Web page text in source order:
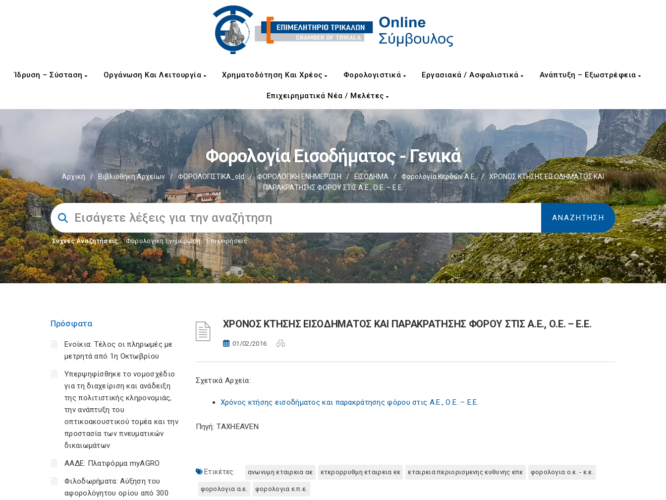
Ίδρυση – Σύσταση Οργάνωση Και Λειτουργία Χρηματοδότηση Και Χρέος Φορολογιστικά Εργασιακά / Ασφαλιστικά Ανάπτυξη – Εξωστρέφεια
Επιχειρηματικά Νέα / Μελέτες
Φορολογία Εισοδήματος - Γενικά
Αρχική / Βιβλιοθήκη Αρχείων / ΦΟΡΟΛΟΓΙΣΤΙΚΑ_old / ΦΟΡΟΛΟΓΙΚΗ ΕΝΗΜΕΡΩΣΗ / ΕΙΣΟΔΗΜΑ / Φορολογία Κερδών Α.Ε. /
ΧΡΟΝΟΣ ΚΤΗΣΗΣ ΕΙΣΟΔΗΜΑΤΟΣ ΚΑΙ
ΠΑΡΑΚΡΑΤΗΣΗΣ ΦΟΡΟΥ ΣΤΙΣ Α.Ε., Ο.Ε. – Ε.Ε.
Συχνές Αναζητήσεις: Φορολογικη Ενημέρωση, Επιχειρήσεις
Πρόσφατα
Ενοίκια: Τέλος οι πληρωμές με
μετρητά από 1η Οκτωβρίου
Υπερψηφίσθηκε το νομοσχέδιο
για τη διαχείριση και ανάδειξη
της πολιτιστικής κληρονομιάς,
την ανάπτυξη του
οπτικοακουστικού τομέα και την
προστασία των πνευματικών
δικαιωμάτων
ΑΑΔΕ: Πλατφόρμα myAGRO
Φιλοδωρήματα: Αύξηση του
αφορολόγητου ορίου από 300
ΧΡΟΝΟΣ ΚΤΗΣΗΣ ΕΙΣΟΔΗΜΑΤΟΣ ΚΑΙ ΠΑΡΑΚΡΑΤΗΣΗΣ ΦΟΡΟΥ ΣΤΙΣ Α.Ε., Ο.Ε. – Ε.Ε.
01/02/2016
Σχετικά Αρχεία:
Χρόνος κτήσης εισοδήματος και παρακράτησης φόρου στις Α.Ε., Ο.Ε. – Ε.Ε.
Πηγή: TAXHEAVEN
Ετικέτες: ανωνυμη εταιρεια αε ετερορρυθμη εταιρεια εε εταιρεια περιορισμενης ευθυνης επε φορολογια ο.ε. - ε.ε.
φορολογια α.ε. φορολογια ε.π.ε.